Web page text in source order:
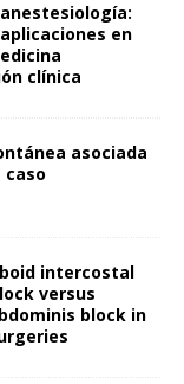
en
clínica
asociada
caso
intercostal
versus
block in